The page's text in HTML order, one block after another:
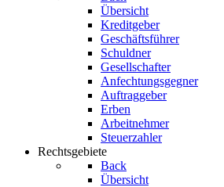
Übersicht
Kreditgeber
Geschäftsführer
Schuldner
Gesellschafter
Anfechtungsgegner
Auftraggeber
Erben
Arbeitnehmer
Steuerzahler
Rechtsgebiete
Back
Übersicht